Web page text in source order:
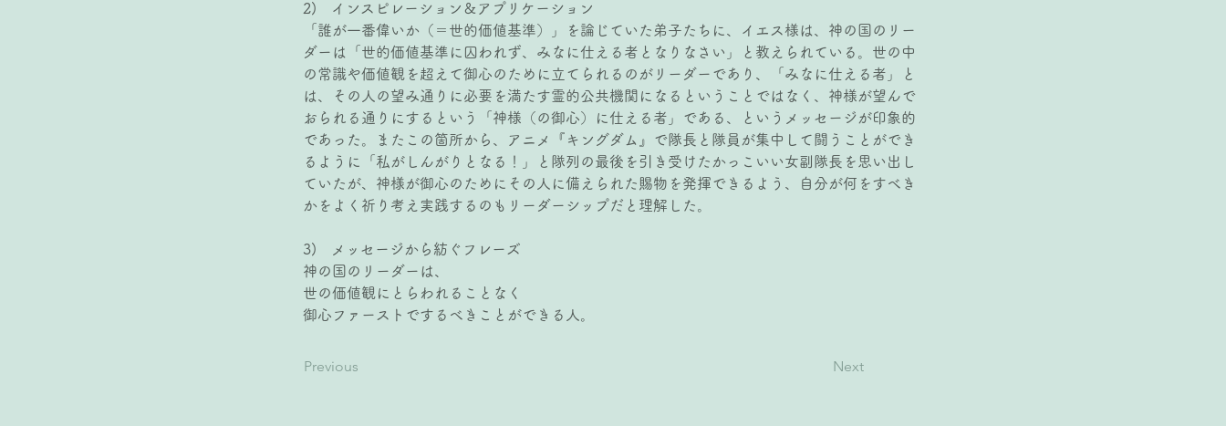
2)   インスピレーション＆アプリケーション
「誰が一番偉いか（＝世的価値基準）」を論じていた弟子たちに、イエス様は、神の国のリー
ダーは「世的価値基準に囚われず、みなに仕える者となりなさい」と教えられている。世の中
の常識や価値観を超えて御心のために立てられるのがリーダーであり、「みなに仕える者」と
は、その人の望み通りに必要を満たす霊的公共機関になるということではなく、神様が望んで
おられる通りにするという「神様（の御心）に仕える者」である、というメッセージが印象的
であった。またこの箇所から、アニメ『キングダム』で隊長と隊員が集中して闘うことができ
るように「私がしんがりとなる！」と隊列の最後を引き受けたかっこいい女副隊長を思い出し
ていたが、神様が御心のためにその人に備えられた賜物を発揮できるよう、自分が何をすべき
かをよく祈り考え実践するのもリーダーシップだと理解した。
3)   メッセージから紡ぐフレーズ
神の国のリーダーは、
世の価値観にとらわれることなく
御心ファーストでするべきことができる人。
Previous Next